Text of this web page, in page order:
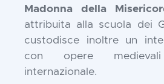
Madonna della
attribuita alla scuola dei
custodisce inoltre un
con opere
internazionale.